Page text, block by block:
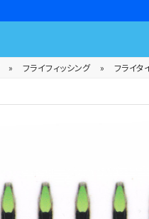
» フライフィッシング » フライタ